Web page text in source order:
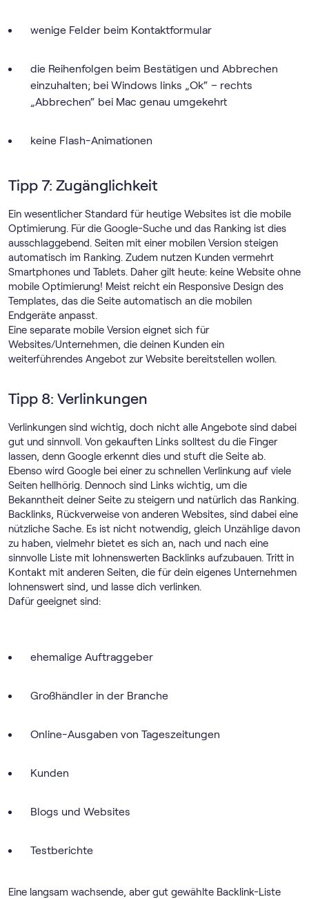
wenige Felder beim Kontaktformular
die Reihenfolgen beim Bestätigen und Abbrechen
einzuhalten; bei Windows links „Ok“ – rechts
„Abbrechen“ bei Mac genau umgekehrt
keine Flash-Animationen
Tipp 7: Zugänglichkeit
Ein wesentlicher Standard für heutige Websites ist die mobile
Optimierung. Für die Google-Suche und das Ranking ist dies
ausschlaggebend. Seiten mit einer mobilen Version steigen
automatisch im Ranking. Zudem nutzen Kunden vermehrt
Smartphones und Tablets. Daher gilt heute: keine Website ohne
mobile Optimierung! Meist reicht ein Responsive Design des
Templates, das die Seite automatisch an die mobilen
Endgeräte anpasst.
Eine separate mobile Version eignet sich für
Websites/Unternehmen, die deinen Kunden ein
weiterführendes Angebot zur Website bereitstellen wollen.
Tipp 8: Verlinkungen
Verlinkungen sind wichtig, doch nicht alle Angebote sind dabei
gut und sinnvoll. Von gekauften Links solltest du die Finger
lassen, denn Google erkennt dies und stuft die Seite ab.
Ebenso wird Google bei einer zu schnellen Verlinkung auf viele
Seiten hellhörig. Dennoch sind Links wichtig, um die
Bekanntheit deiner Seite zu steigern und natürlich das Ranking.
Backlinks, Rückverweise von anderen Websites, sind dabei eine
nützliche Sache. Es ist nicht notwendig, gleich Unzählige davon
zu haben, vielmehr bietet es sich an, nach und nach eine
sinnvolle Liste mit lohnenswerten Backlinks aufzubauen. Tritt in
Kontakt mit anderen Seiten, die für dein eigenes Unternehmen
lohnenswert sind, und lasse dich verlinken.
Dafür geeignet sind:
ehemalige Auftraggeber
Großhändler in der Branche
Online-Ausgaben von Tageszeitungen
Kunden
Blogs und Websites
Testberichte
Eine langsam wachsende, aber gut gewählte Backlink-Liste